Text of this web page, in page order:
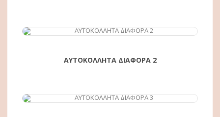
ΑΓΟΡΆ
ΑΥΤΟΚΟΛΛΗΤΑ ΔΙΑΦΟΡΑ 2
ΑΓΟΡΆ